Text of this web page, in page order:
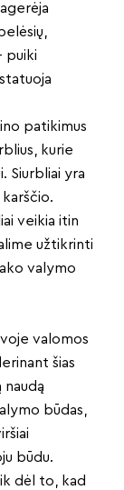
puiki
patikimus
kurie
Siurbliai yra
veikia itin
užtikrinti
valymo
valomos
šias
naudą
būdas,
būdu.
dėl to, kad